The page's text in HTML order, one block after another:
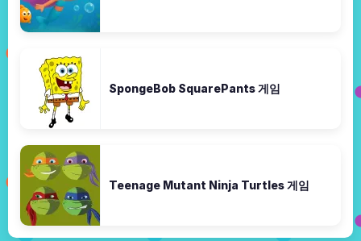
SpongeBob SquarePants 게임
Teenage Mutant Ninja Turtles 게임